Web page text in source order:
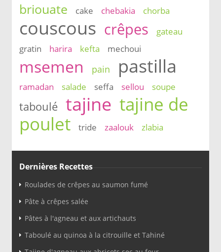
briouate cake chebakia chorba
couscous crêpes
gateau
gratin
harira kefta mechoui
msemen pain pastilla
ramadan salade seffa sellou soupe
taboulé tajine tajine de
poulet
tride zaalouk zlabia
Dernières Recettes
Roulades de crêpes au saumon fumé
Pâte à crêpes salée
Pâtes à l'agneau et aux artichauts
Taboulé au quinoa à la citrouille et Tahiné